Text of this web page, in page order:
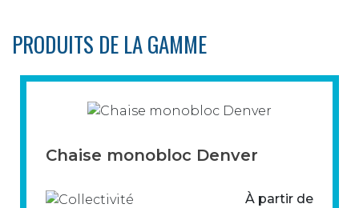
empilables. Robuste et pratique, elle est
> VOIR LE PRODUIT
PRODUITS DE LA GAMME
Chaise monobloc Denver
À partir de